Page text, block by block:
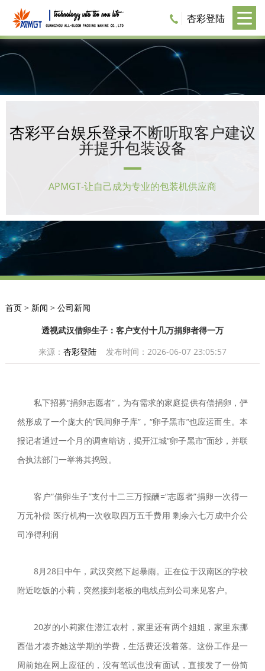
杏彩登陆
杏彩平台娱乐登录不断听取客户建议
并提升包装设备
APMGT-让自己成为专业的包装机供应商
首页> 新闻 > 公司新闻
透视武汉借卵生子：客户支付十几万捐卵者得一万
来源： 杏彩登陆发布时间：2026-06-07 23:05:57
私下招募“捐卵志愿者”，为有需求的家庭提供有偿捐卵，俨
然形成了一个庞大的“民间卵子库”，“卵子黑市”也应运而生。本
报记者通过一个月的调查暗访，揭开江城“卵子黑市”面纱，并联
合执法部门一举将其捣毁。
客户“借卵生子”支付十二三万报酬=“志愿者”捐卵一次得一
万元补偿 医疗机构一次收取四万五千费用 剩余六七万成中介公
司净得利润
8月28日中午，武汉突然下起暴雨。正在位于汉南区的学校
附近吃饭的小莉，突然接到老板的电线点到公司来见客户。
20岁的小莉家住潜江农村，家里还有两个姐姐，家里东挪
西借才凑齐她这学期的学费，生活费还没着落。这份工作是一
周前她在网上应征的，没有笔试也没有面试，直接发了一份简